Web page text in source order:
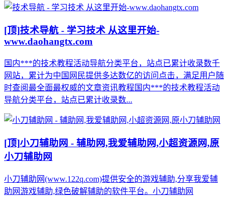
[顶]技术导航 - 学习技术 从这里开始-
www.daohangtx.com
国内***的技术教程活动导航分类平台，站点已累计收录数千
网站，累计为中国网民提供多达数亿的访问点击，满足用户随
时查阅最全面最权威的文章资讯教程国内***的技术教程活动
导航分类平台，站点已累计收录数...
[顶]小刀辅助网 - 辅助网,我爱辅助网,小超资源网,原
小刀辅助网
小刀辅助网(www.122q.com)提供安全的游戏辅助,分享我爱辅
助网游戏辅助,绿色破解辅助的软件平台。小刀辅助网